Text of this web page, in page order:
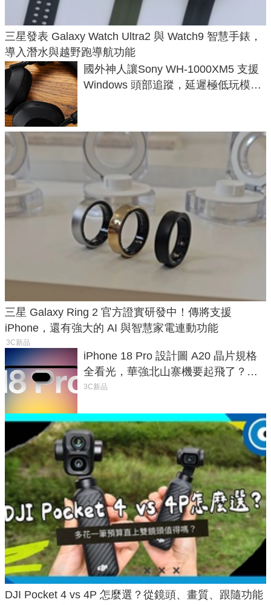
三星發表 Galaxy Watch Ultra2 與 Watch9 智慧手錶，
導入潛水與越野跑導航功能
國外神人讓Sony WH-1000XM5 支援
Windows 頭部追蹤，延遲極低玩模擬
三星 Galaxy Ring 2 官方證實研發中！傳將支援
iPhone，還有強大的 AI 與智慧家電連動功能
3C新品
iPhone 18 Pro 設計圖 A20 晶片規格
全看光，華強北山寨機要起飛了？專
家曝山寨機無法復刻兩大關鍵
3C新品
DJI Pocket 4 vs 4P 怎麼選？從鏡頭、畫質、跟隨功能